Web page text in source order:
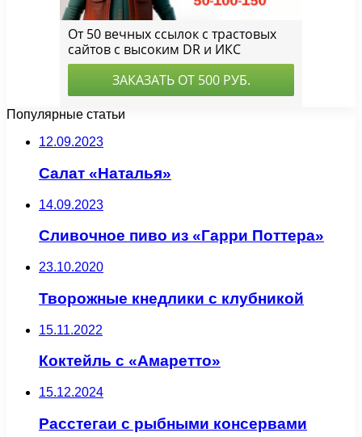
Популярные статьи
12.09.2023
Салат «Наталья»
14.09.2023
Сливочное пиво из «Гарри Поттера»
23.10.2020
Творожные кнедлики с клубникой
15.11.2022
Коктейль с «Амаретто»
15.12.2024
Расстегаи с рыбными консервами